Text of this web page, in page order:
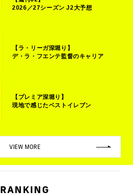
2026／27シーズン J2大予想
【ラ・リーガ深堀り】
デ・ラ・フエンテ監督のキャリア
【プレミア深堀り】
現地で感じたベストイレブン
VIEW MORE
RANKING